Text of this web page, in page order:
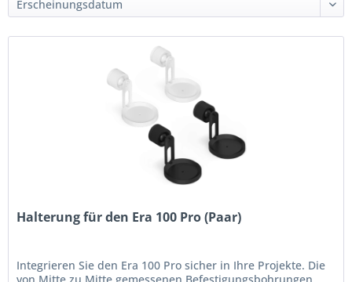
Halterung für den Era 100 Pro (Paar)
Integrieren Sie den Era 100 Pro sicher in Ihre Projekte. Die